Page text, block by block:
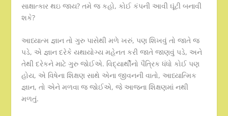
સાક્ષાત્કાર થઇ જાય? તમે જ કહો, કોઈ કંપની આવી ઘૂંટી બનાવી
શકે?
આધ્યાત્મ જ્ઞાન તો ગુરુ પાસેથી મળે ખરું, પણ શિખવું તો જાતે જ
પડે, એ જ્ઞાન દરેકે યથાયોગ્ય મહેનત કરી જાતે જાણવું પડે, અને
તેથી દરેકને માટે ગુરુ જોઈએ. વિદ્યાર્થીનો પૈત્રિક ધંધો કોઈ પણ
હોય, એ વિષેના શિક્ષણ સાથે એના જીવનની વાતો, આધ્યાત્મિક
જ્ઞાન, તો એને મળવા જ જોઈએ, જે આજના શિક્ષણમાં નથી
મળતું.